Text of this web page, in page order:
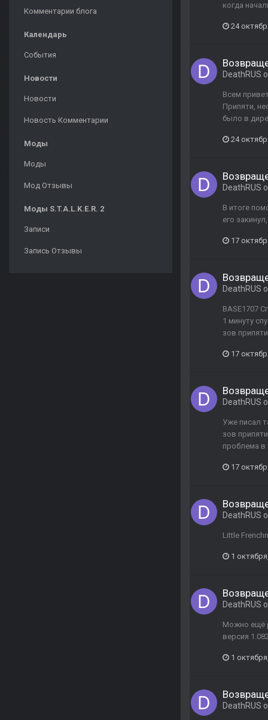
Комментарии блога
Календарь
События
Новости
Новости
Новость Комментарии
Моды
Моды
Мод Отзывы
Моды S.T.A.L.K.E.R. 2
Записи
Запись Отзывы
когда
24
DeathRUS
Всем
Припяти,
было в
24
DeathRUS
В итоге
его
17
DeathRUS
BASE1707
1 минуту
зов
17
DeathRUS
Уже писал
зов
проблема в
17
DeathRUS
Little
1
DeathRUS
Можно ещё
версия
1
DeathRUS